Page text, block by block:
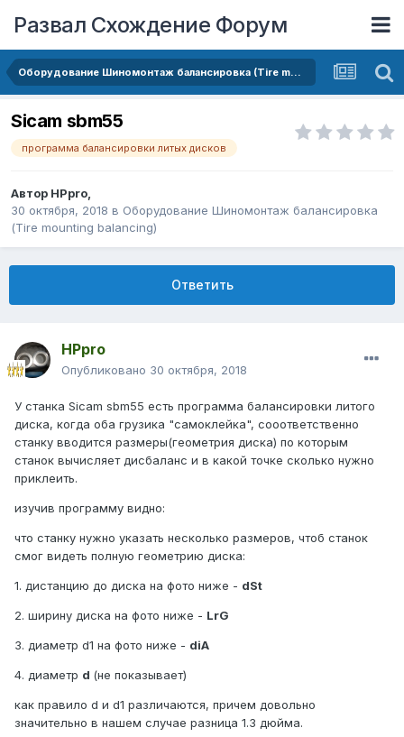
Развал Схождение Форум
Оборудование Шиномонтаж балансировка (Tire mounting balancing)
Sicam sbm55
программа балансировки литых дисков
Автор HPpro,
30 октября, 2018 в Оборудование Шиномонтаж балансировка
(Tire mounting balancing)
Ответить
HPpro
Опубликовано 30 октября, 2018
У станка Sicam sbm55 есть программа балансировки литого
диска, когда оба грузика "самоклейка", сооответственно
станку вводится размеры(геометрия диска) по которым
станок вычисляет дисбаланс и в какой точке сколько нужно
приклеить.
изучив программу видно:
что станку нужно указать несколько размеров, чтоб станок
смог видеть полную геометрию диска:
1. дистанцию до диска на фото ниже - dSt
2. ширину диска на фото ниже - LrG
3. диаметр d1 на фото ниже - diA
4. диаметр d (не показывает)
как правило d и d1 различаются, причем довольно
значительно в нашем случае разница 1.3 дюйма.